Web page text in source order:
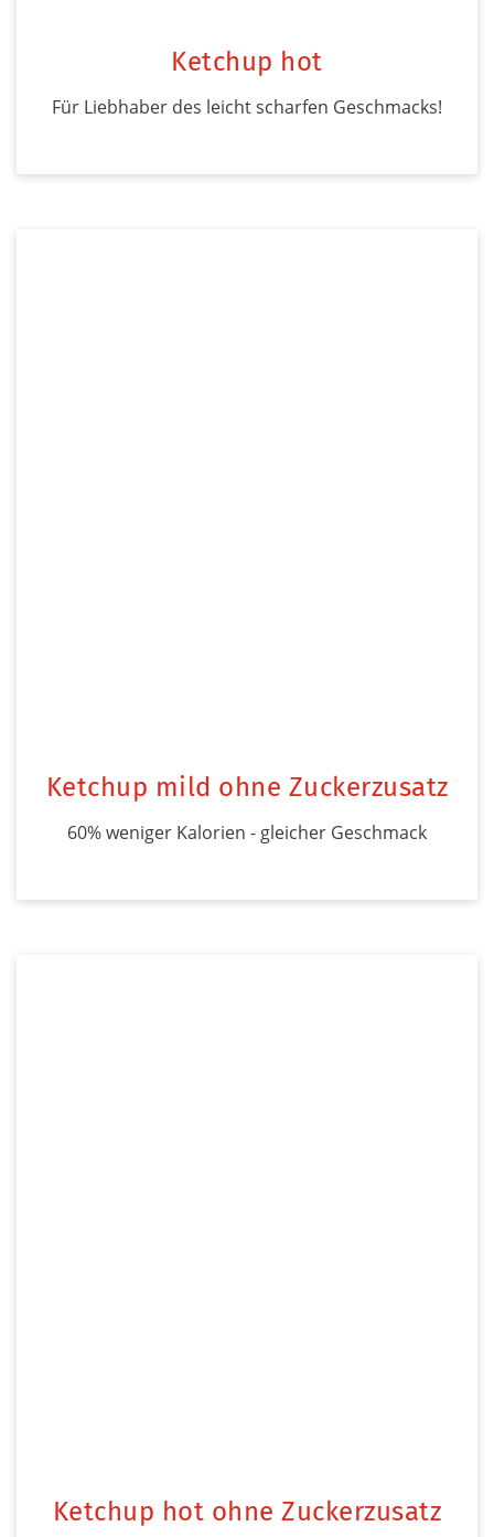
Ketchup hot
Für Liebhaber des leicht scharfen Geschmacks!
Ketchup mild ohne Zuckerzusatz
60% weniger Kalorien - gleicher Geschmack
Ketchup hot ohne Zuckerzusatz